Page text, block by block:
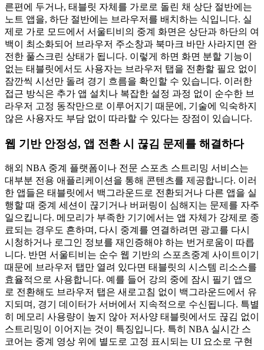
른편에 두거나, 태블릿 자체를 가로로 돌린 채 상단 절반에는
노트 앱을, 하단 절반에는 브라우저를 배치하는 식입니다. 실
제로 가로 모드에서 서울티비의 중계 화면은 상단과 하단의 여
백이 최소화되어 브라우저 주소창과 북마크 바만 사라지면 완
전한 풀스크린 상태가 됩니다. 이렇게 하면 화면 분할 기능이
없는 태블릿에서도 사용자는 브라우저 탭을 전환할 필요 없이
잠깐씩 시선만 돌려 경기 흐름을 확인할 수 있습니다. 이러한
접근 방식은 추가 앱 설치나 복잡한 설정 과정 없이 순수한 브
라우저 고정 동작만으로 이루어지기 때문에, 기술에 익숙하지
않은 사용자도 부담 없이 따라할 수 있다는 장점이 있습니다.
웹 기반 안정성, 앱 전환 시 끊김 문제를 해결하다
해외 NBA 중계 플랫폼이나 전문 스포츠 스트리밍 서비스는
대부분 전용 애플리케이션을 통해 콘텐츠를 제공합니다. 이러
한 앱들은 태블릿에서 백그라운드로 전환되거나 다른 앱을 실
행할 때 중계 세션이 끊기거나 버퍼링이 심해지는 문제를 자주
일으킵니다. 메모리가 부족한 기기에서는 앱 자체가 강제로 종
료되는 경우도 흔하며, 다시 중계를 연결하려면 광고를 다시
시청하거나 로그인 정보를 재인증해야 하는 번거로움이 따릅
니다. 반면 서울티비는 순수 웹 기반의 스포츠중계 사이트이기
때문에 브라우저 탭만 열려 있다면 태블릿의 시스템 리소스를
효율적으로 사용합니다. 예를 들어 강의 중에 잠시 필기 앱으
로 전환해도 브라우저 탭은 새로고침 없이 백그라운드에서 유
지되며, 경기 데이터가 서버에서 지속적으로 수신됩니다. 특별
히 메모리 사용량이 높지 않아 저사양 태블릿에서도 끊김 없이
스트리밍이 이어지는 것이 특징입니다. 특히 NBA 실시간 스
코어는 중계 영상 위에 별도로 고정 표시되는 UI 요소로 구현